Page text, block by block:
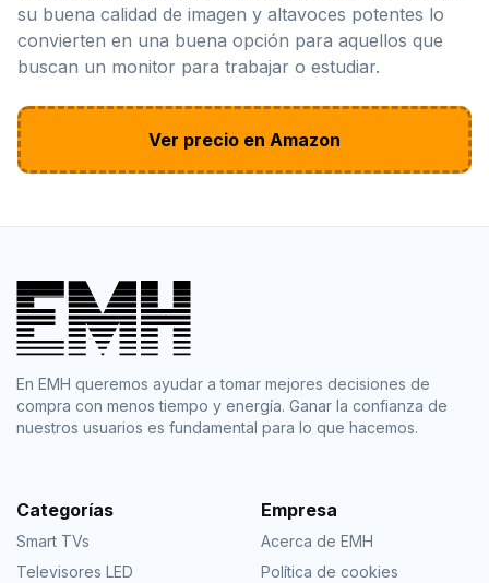
su buena calidad de imagen y altavoces potentes lo
convierten en una buena opción para aquellos que
buscan un monitor para trabajar o estudiar.
Ver precio en Amazon
En EMH queremos ayudar a tomar mejores decisiones de
compra con menos tiempo y energía. Ganar la confianza de
nuestros usuarios es fundamental para lo que hacemos.
Categorías
Smart TVs
Televisores LED
Empresa
Acerca de EMH
Política de cookies